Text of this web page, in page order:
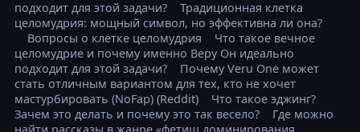
подходит для этой задачи?
Традиционная клетка
целомудрия: мощный символ, но эффективна ли она?
Вопросы о клетке целомудрия
Что такое вечное
целомудрие и почему именно Веру Он идеально
подходит для этой задачи?
Почему Veru One может
стать отличным вариантом для тех, кто не хочет
мастурбировать (NoFap) (Reddit)
Что такое эджинг?
Зачем это делать и почему это так весело?
Где можно